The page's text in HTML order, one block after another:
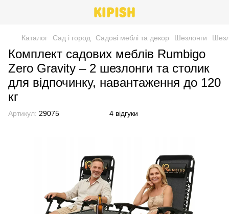
Каталог Сад і город Садові меблі та декор Шезлонги
Комплект садових меблів Rumbigo
Zero Gravity – 2 шезлонги та столик
для відпочинку, навантаження до 120
кг
Артикул: 29075 4 відгуки